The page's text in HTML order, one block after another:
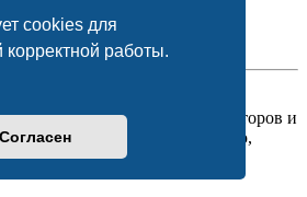
cookies для
корректной работы.
Согласен
вы найдёте список администраторов и
и другую информацию,
о форумах, которые они